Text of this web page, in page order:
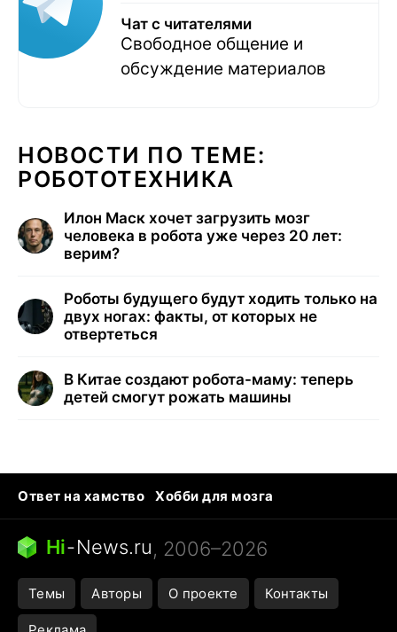
Чат с читателями
Свободное общение и
обсуждение материалов
НОВОСТИ ПО ТЕМЕ:
РОБОТОТЕХНИКА
Илон Маск хочет загрузить мозг
человека в робота уже через 20 лет:
верим?
Роботы будущего будут ходить только на
двух ногах: факты, от которых не
отвертеться
В Китае создают робота-маму: теперь
детей смогут рожать машины
Ответ на хамство
Хобби для мозга
Бензин 100 и 95
Тунцы в океанариуме
Следующая пандемия
Hi-News.ru, 2006–2026
Темы Авторы О проекте Контакты